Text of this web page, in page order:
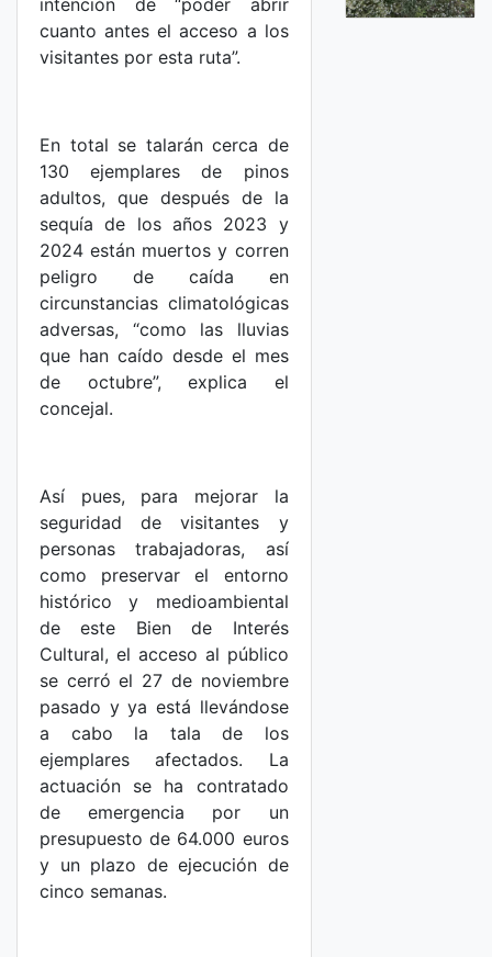
intención de “poder abrir
cuanto antes el acceso a los
visitantes por esta ruta”.
En total se talarán cerca de
130 ejemplares de pinos
adultos, que después de la
sequía de los años 2023 y
2024 están muertos y corren
peligro de caída en
circunstancias climatológicas
adversas, “como las lluvias
que han caído desde el mes
de octubre”, explica el
concejal.
Así pues, para mejorar la
seguridad de visitantes y
personas trabajadoras, así
como preservar el entorno
histórico y medioambiental
de este Bien de Interés
Cultural, el acceso al público
se cerró el 27 de noviembre
pasado y ya está llevándose
a cabo la tala de los
ejemplares afectados. La
actuación se ha contratado
de emergencia por un
presupuesto de 64.000 euros
y un plazo de ejecución de
cinco semanas.